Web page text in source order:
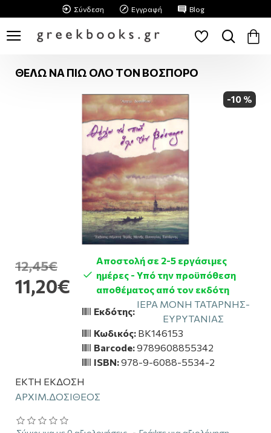
Σύνδεση Εγγραφή Blog
ΘΕΛΩ ΝΑ ΠΙΩ ΟΛΟ ΤΟΝ ΒΟΣΠΟΡΟ
-10 %
ΕΚΤΗ ΕΚΔΟΣΗ
ΑΡΧΙΜ.ΔΟΣΙΘΕΟΣ
11,20€
12,45€
Αποστολή σε 2-5 εργάσιμες
ημέρες - Υπό την προϋπόθεση
αποθέματος από τον εκδότη
Εκδότης:
ΙΕΡΑ ΜΟΝΗ ΤΑΤΑΡΝΗΣ-
ΕΥΡΥΤΑΝΙΑΣ
Κωδικός: BK146153
Barcode:9789608855342
ISBN:978-9-6088-5534-2